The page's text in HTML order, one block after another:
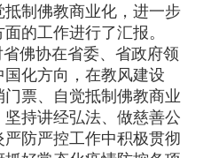
制佛教商业化，进一步
的工作进行了汇报。
佛协在省委、省政府领
化方向，在教风建设
票、自觉抵制佛教商业
持讲经弘法、做慈善公
防严控工作中积极贯彻